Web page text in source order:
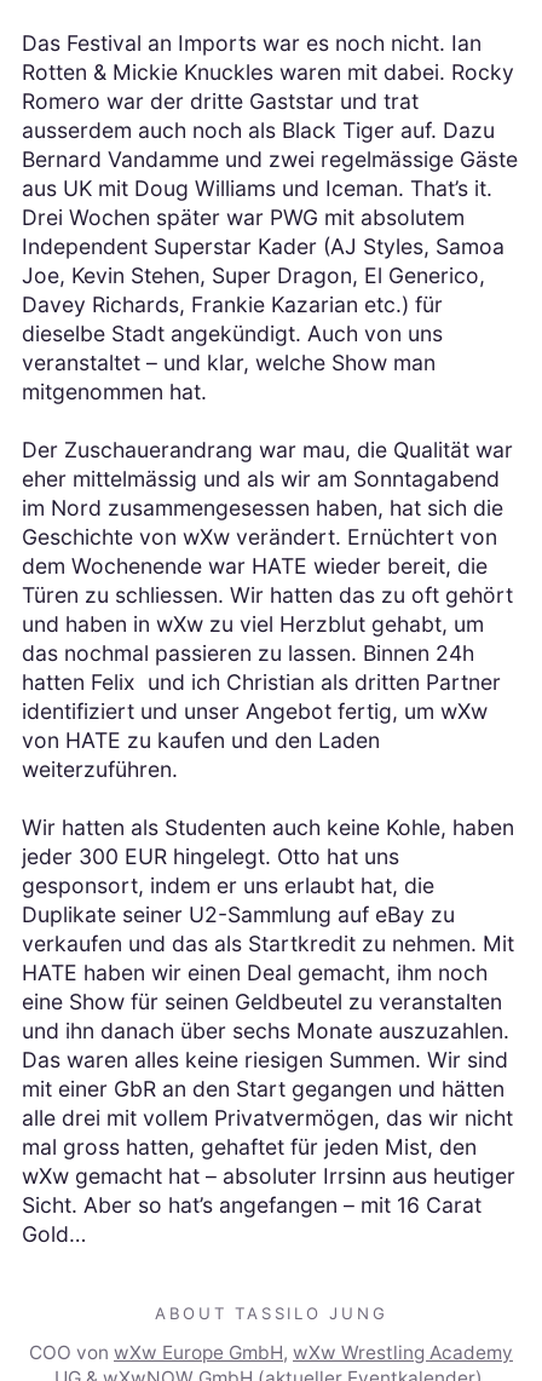
Das Festival an Imports war es noch nicht. Ian
Rotten & Mickie Knuckles waren mit dabei. Rocky
Romero war der dritte Gaststar und trat
ausserdem auch noch als Black Tiger auf. Dazu
Bernard Vandamme und zwei regelmässige Gäste
aus UK mit Doug Williams und Iceman. That’s it.
Drei Wochen später war PWG mit absolutem
Independent Superstar Kader (AJ Styles, Samoa
Joe, Kevin Stehen, Super Dragon, El Generico,
Davey Richards, Frankie Kazarian etc.) für
dieselbe Stadt angekündigt. Auch von uns
veranstaltet – und klar, welche Show man
mitgenommen hat.
Der Zuschauerandrang war mau, die Qualität war
eher mittelmässig und als wir am Sonntagabend
im Nord zusammengesessen haben, hat sich die
Geschichte von wXw verändert. Ernüchtert von
dem Wochenende war HATE wieder bereit, die
Türen zu schliessen. Wir hatten das zu oft gehört
und haben in wXw zu viel Herzblut gehabt, um
das nochmal passieren zu lassen. Binnen 24h
hatten Felix und ich Christian als dritten Partner
identifiziert und unser Angebot fertig, um wXw
von HATE zu kaufen und den Laden
weiterzuführen.
Wir hatten als Studenten auch keine Kohle, haben
jeder 300 EUR hingelegt. Otto hat uns
gesponsort, indem er uns erlaubt hat, die
Duplikate seiner U2-Sammlung auf eBay zu
verkaufen und das als Startkredit zu nehmen. Mit
HATE haben wir einen Deal gemacht, ihm noch
eine Show für seinen Geldbeutel zu veranstalten
und ihn danach über sechs Monate auszuzahlen.
Das waren alles keine riesigen Summen. Wir sind
mit einer GbR an den Start gegangen und hätten
alle drei mit vollem Privatvermögen, das wir nicht
mal gross hatten, gehaftet für jeden Mist, den
wXw gemacht hat – absoluter Irrsinn aus heutiger
Sicht. Aber so hat’s angefangen – mit 16 Carat
Gold…
ABOUT TASSILO JUNG
COO von wXw Europe GmbH, wXw Wrestling Academy